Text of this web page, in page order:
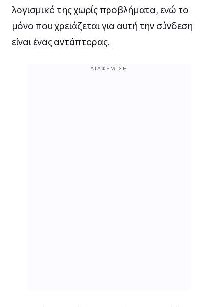
λογισμικό της χωρίς προβλήματα, ενώ το
μόνο που χρειάζεται για αυτή την σύνδεση
είναι ένας αντάπτορας.
ΔΙΑΦΉΜΙΣΗ